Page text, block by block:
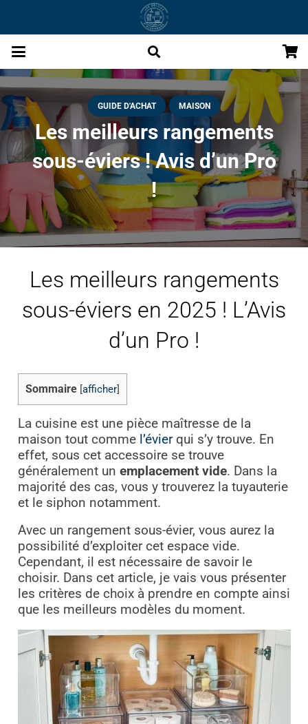
GUIDE D'ACHAT MAISON
Les meilleurs rangements
sous-éviers ! Avis d’un Pro
!
Les meilleurs rangements
sous-éviers en 2025 ! L’Avis
d’un Pro !
Sommaire afficher]
La cuisine est une pièce maîtresse de la
maison tout comme l’évierqui s’y trouve. En
effet, sous cet accessoire se trouve
généralement un emplacement vide. Dans la
majorité des cas, vous y trouverez la tuyauterie
et le siphon notamment.
Avec un rangement sous-évier, vous aurez la
possibilité d’exploiter cet espace vide.
Cependant, il est nécessaire de savoir le
choisir. Dans cet article, je vais vous présenter
les critères de choix à prendre en compte ainsi
que les meilleurs modèles du moment.